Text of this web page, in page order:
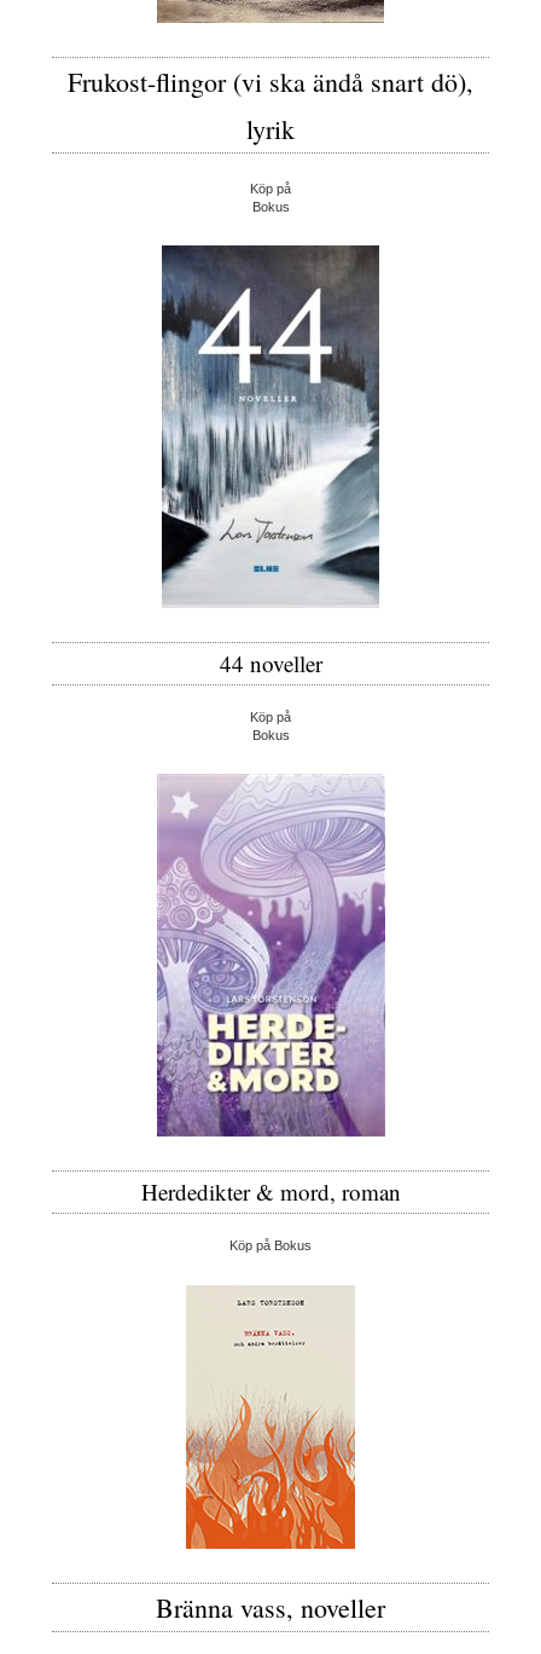
Frukost-flingor (vi ska ändå snart dö),
lyrik
Köp på
Bokus
44 noveller
Köp på
Bokus
Herdedikter & mord, roman
Köp på Bokus
Bränna vass, noveller